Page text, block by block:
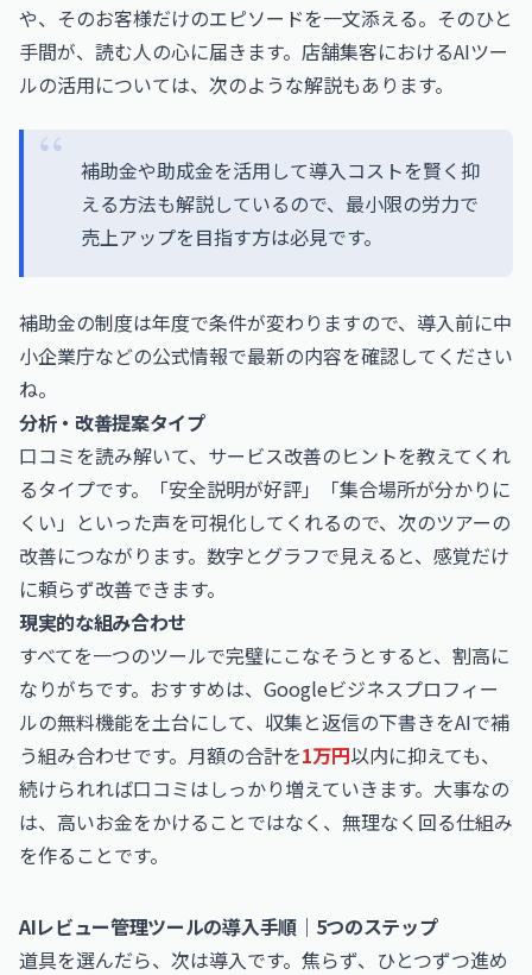
や、そのお客様だけのエピソードを一文添える。そのひと
手間が、読む人の心に届きます。店舗集客におけるAIツー
ルの活用については、次のような解説もあります。
補助金や助成金を活用して導入コストを賢く抑
える方法も解説しているので、最小限の労力で
売上アップを目指す方は必見です。
補助金の制度は年度で条件が変わりますので、導入前に中
小企業庁などの公式情報で最新の内容を確認してください
ね。
分析・改善提案タイプ
口コミを読み解いて、サービス改善のヒントを教えてくれ
るタイプです。「安全説明が好評」「集合場所が分かりに
くい」といった声を可視化してくれるので、次のツアーの
改善につながります。数字とグラフで見えると、感覚だけ
に頼らず改善できます。
現実的な組み合わせ
すべてを一つのツールで完璧にこなそうとすると、割高に
なりがちです。おすすめは、Googleビジネスプロフィー
ルの無料機能を土台にして、収集と返信の下書きをAIで補
う組み合わせです。月額の合計を1万円以内に抑えても、
続けられれば口コミはしっかり増えていきます。大事なの
は、高いお金をかけることではなく、無理なく回る仕組み
を作ることです。
AIレビュー管理ツールの導入手順｜5つのステップ
道具を選んだら、次は導入です。焦らず、ひとつずつ進め